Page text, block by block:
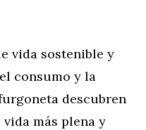
vida sostenible y
consumo y la
descubren
más plena y